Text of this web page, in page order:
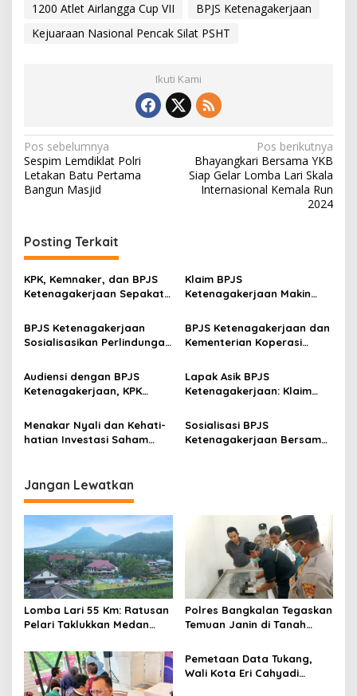
1200 Atlet Airlangga Cup VII
BPJS Ketenagakerjaan
Kejuaraan Nasional Pencak Silat PSHT
Ikuti Kami
N
a
v
g
a
s
i
p
o
s
Pos sebelumnya
Sespim Lemdiklat Polri
Letakan Batu Pertama
Bangun Masjid
Pos berikutnya
Bhayangkari Bersama YKB
Siap Gelar Lomba Lari Skala
Internasional Kemala Run
2024
Posting Terkait
KPK, Kemnaker, dan BPJS
Ketenagakerjaan Sepakati
Kelola Jaminan Sosial
Klaim BPJS
Ketenagakerjaan Makin
Sendiri Tanggal dan Jam
Layanan
BPJS Ketenagakerjaan
Sosialisasikan Perlindungan
PKL SMK Negeri 5 Surabaya
BPJS Ketenagakerjaan dan
Kementerian Koperasi
Perlindungan Pekerja di
Ekosistem Koperasi
Audiensi dengan BPJS
Ketenagakerjaan, KPK
Integritas Pengelolaan
Dana Pekerja
Lapak Asik BPJS
Ketenagakerjaan: Klaim
Antrean Online
Menakar Nyali dan Kehati-
hatian Investasi Saham
Sosialisasi BPJS
Ketenagakerjaan Bersama
Jangan Lewatkan
Lomba Lari 55 Km: Ratusan
Pelari Taklukkan Medan
Polres Bangkalan Tegaskan
Temuan Janin di Tanah
Pemetaan Data Tukang,
Wali Kota Eri Cahyadi